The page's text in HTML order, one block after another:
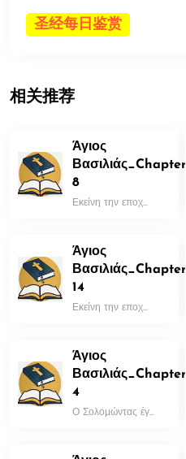
圣经每日鉴赏
相关推荐
Άγιος
Βασιλιάς_Chapter
8
Εκείνη την εποχ...
Άγιος
Βασιλιάς_Chapter
14
Εκείνη την εποχ...
Άγιος
Βασιλιάς_Chapter
4
Ο Σολομώντας έγ...